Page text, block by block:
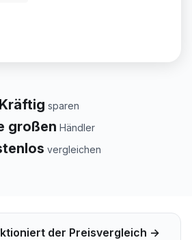
Kräftig sparen
großen Händler
vergleichen
der Preisvergleich →